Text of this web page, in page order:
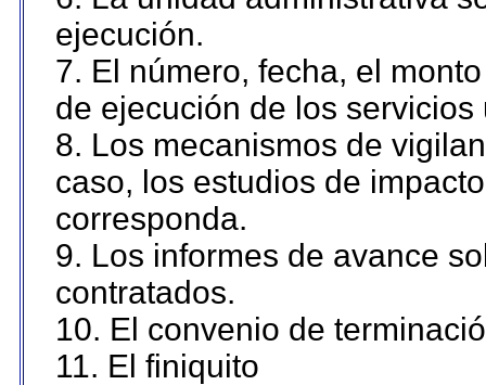
ejecución.
7. El número, fecha, el
de ejecución de los servicios
8. Los mecanismos de
caso, los estudios de
corresponda.
9. Los informes de avance
contratados.
10. El convenio de
11. El finiquito